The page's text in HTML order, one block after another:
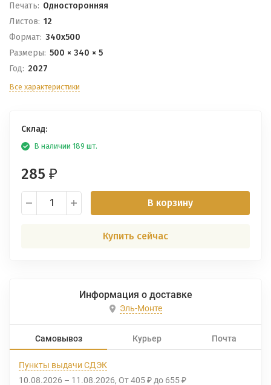
Печать: Односторонняя
Листов: 12
Формат: 340x500
Размеры: 500 × 340 × 5
Год: 2027
Все характеристики
Склад:
В наличии 189 шт.
285 ₽
В корзину
Купить сейчас
Информация о доставке
Эль-Монте
Самовывоз Курьер Почта
Пункты выдачи СДЭК
10.08.2026 – 11.08.2026 От 405 ₽ до 655 ₽